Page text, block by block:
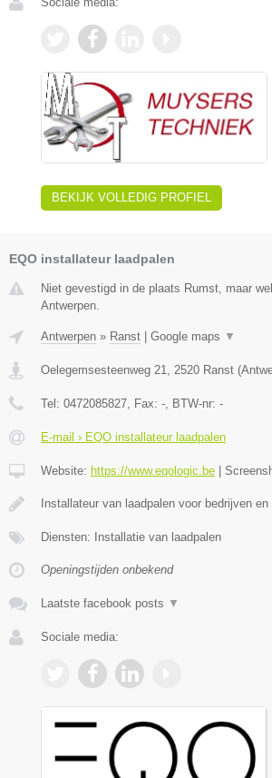
BEKIJK VOLLEDIG PROFIEL
EQO installateur laadpalen
Niet gevestigd in de plaats Rumst, maar
Antwerpen.
Antwerpen » Ranst Google maps ▼
Oelegemsesteenweg 21 2520 Ranst (
Tel: 0472085827 , Fax: - , BTW-nr: -
E-mail › EQO installateur laadpalen
Website: https://www.eqologic.be
Installateur van laadpalen voor bedrijven
Diensten: Installatie van laadpalen
Openingstijden onbekend
Laatste facebook posts ▼
Sociale media: